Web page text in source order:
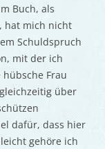
Buch, als
hat mich nicht
Schuldspruch
mit der ich
Frau
über
dafür, dass hier
gehöre ich